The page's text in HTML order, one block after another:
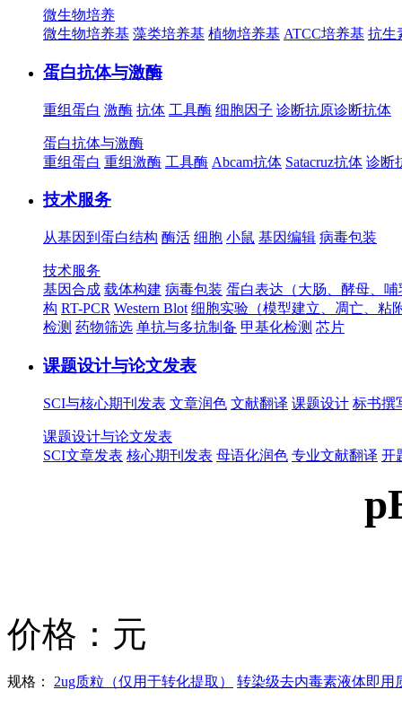
微生物培养
微生物培养基 藻类培养基 植物培养基 ATCC培养基 抗生
蛋白抗体与激酶
重组蛋白 激酶 抗体 工具酶 细胞因子 诊断抗原诊断抗体
蛋白抗体与激酶
重组蛋白 重组激酶 工具酶 Abcam抗体 Satacruz抗体 诊断
技术服务
从基因到蛋白结构 酶活 细胞 小鼠 基因编辑 病毒包装
技术服务
基因合成 载体构建 病毒包装 蛋白表达（大肠、酵母、
构 RT-PCR Western Blot 细胞实验（模型建立、凋亡、粘
检测 药物筛选 单抗与多抗制备 甲基化检测 芯片
课题设计与论文发表
SCI与核心期刊发表 文章润色 文献翻译 课题设计 标书撰
课题设计与论文发表
SCI文章发表 核心期刊发表 母语化润色 专业文献翻译 开
价格： 元
规格： 2ug质粒（仅用于转化提取） 转染级去内毒素液体即用